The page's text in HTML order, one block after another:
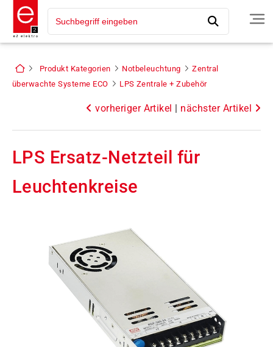
Produkt Kategorien Notbeleuchtung
Zentral
überwachte Systeme ECO
LPS Zentrale + Zubehör
vorheriger Artikel | nächster Artikel
LPS Ersatz-Netzteil für
Leuchtenkreise